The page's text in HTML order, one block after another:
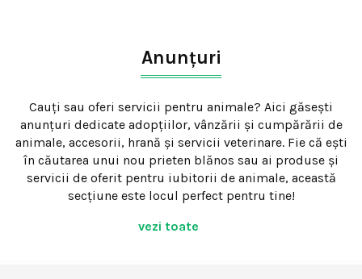
Anunțuri
Cauți sau oferi servicii pentru animale? Aici găsești
anunțuri dedicate adopțiilor, vânzării și cumpărării de
animale, accesorii, hrană și servicii veterinare. Fie că ești
în căutarea unui nou prieten blănos sau ai produse și
servicii de oferit pentru iubitorii de animale, această
secțiune este locul perfect pentru tine!
vezi toate